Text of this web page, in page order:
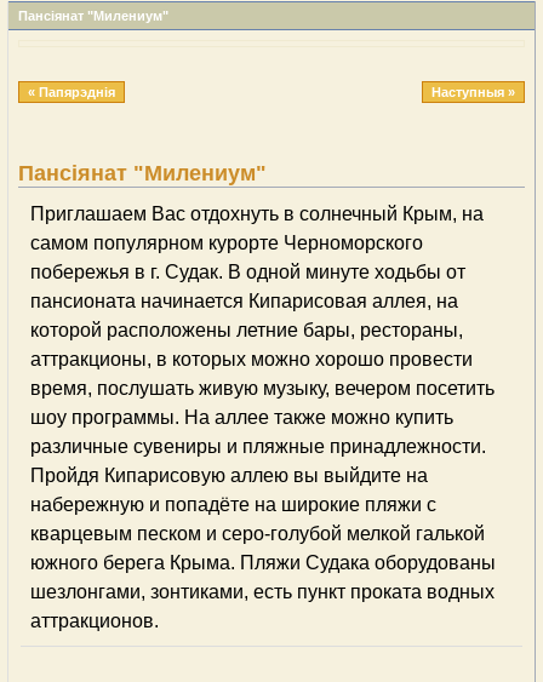
Пансіянат "Милениум"
« Папярэднія Наступныя »
Пансіянат "Милениум"
Приглашаем Вас отдохнуть в солнечный Крым, на
самом популярном курорте Черноморского
побережья в г. Судак. В одной минуте ходьбы от
пансионата начинается Кипарисовая аллея, на
которой расположены летние бары, рестораны,
аттракционы, в которых можно хорошо провести
время, послушать живую музыку, вечером посетить
шоу программы. На аллее также можно купить
различные сувениры и пляжные принадлежности.
Пройдя Кипарисовую аллею вы выйдите на
набережную и попадёте на широкие пляжи с
кварцевым песком и серо-голубой мелкой галькой
южного берега Крыма. Пляжи Судака оборудованы
шезлонгами, зонтиками, есть пункт проката водных
аттракционов.